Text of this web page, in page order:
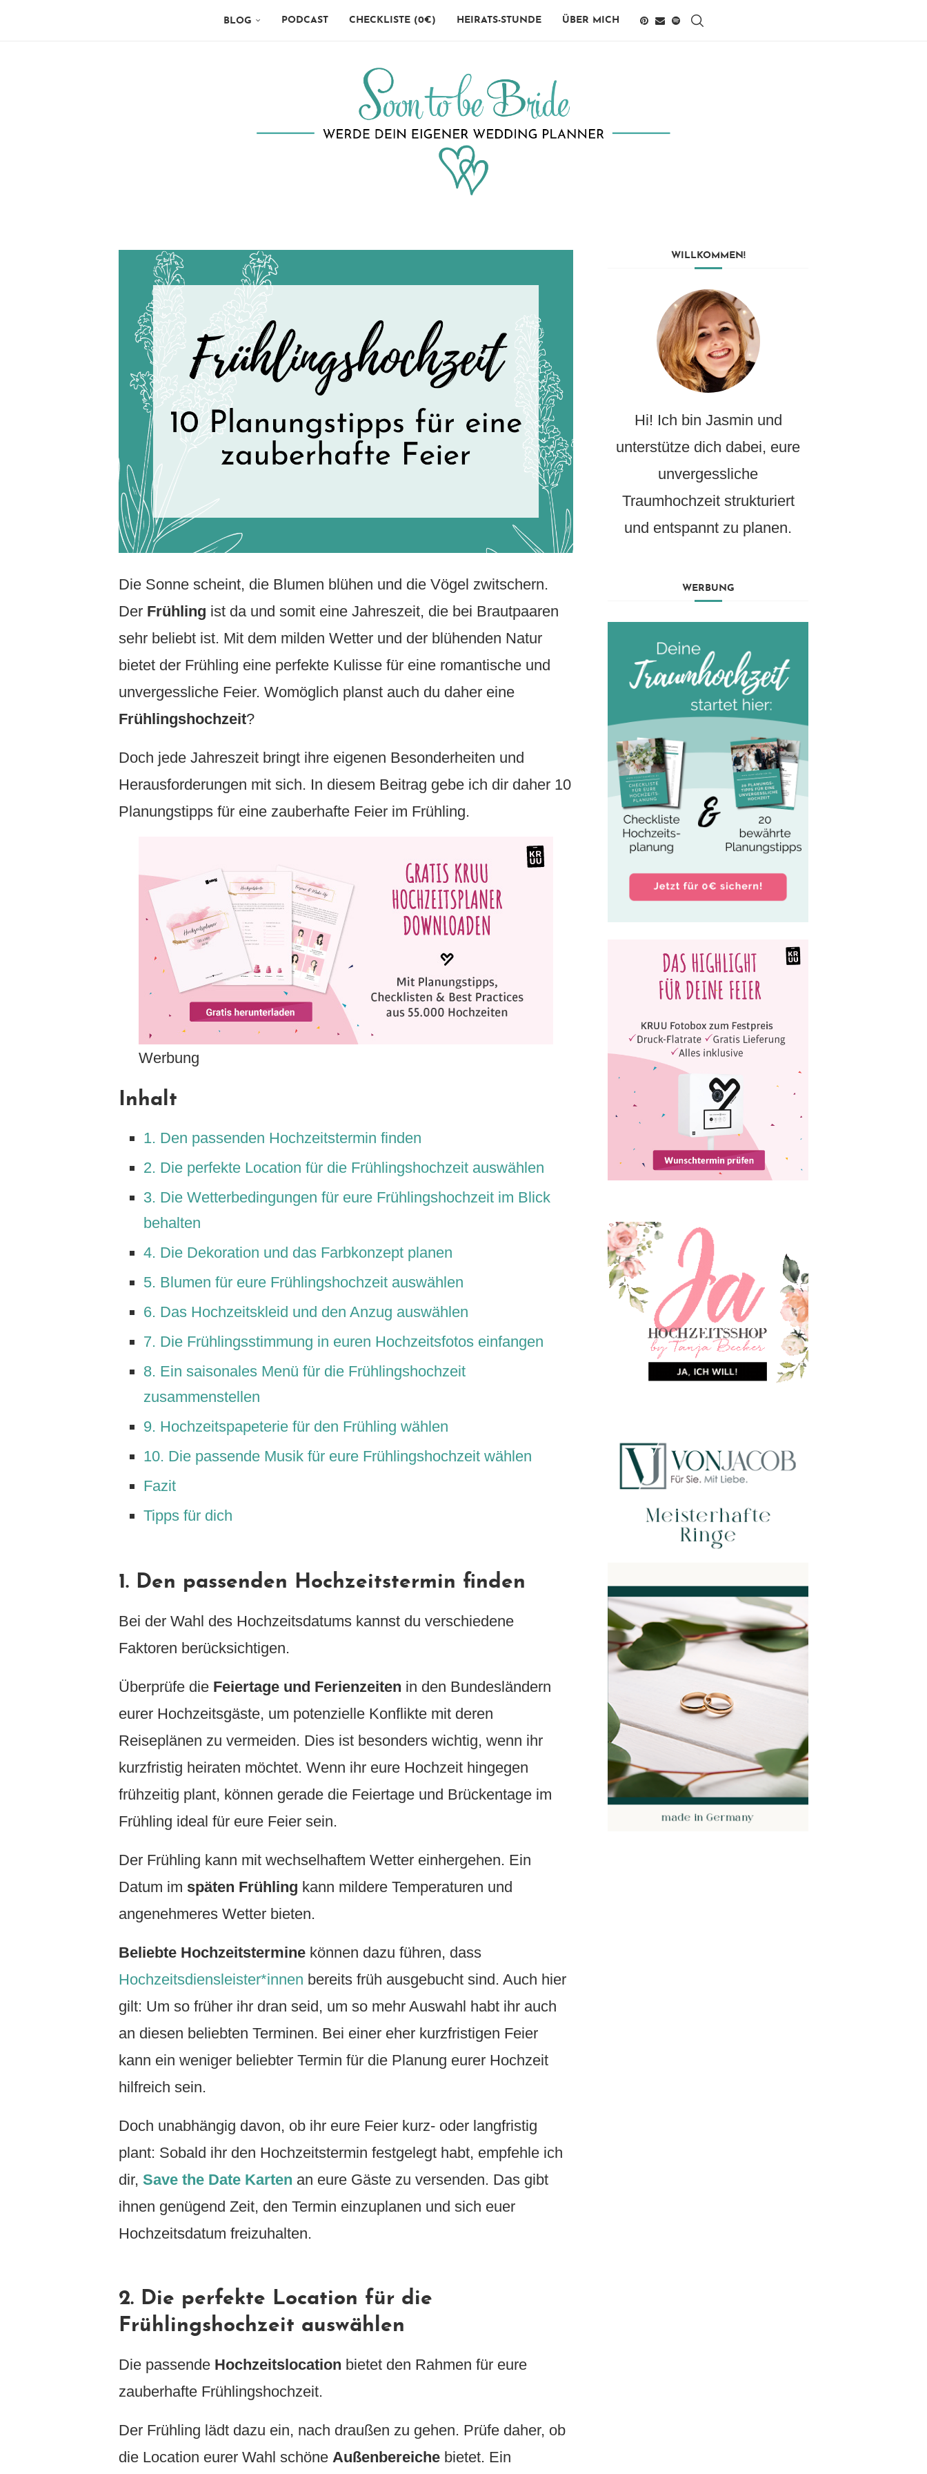
BLOG PODCAST CHECKLISTE (0€) HEIRATS-STUNDE ÜBER MICH
Die Sonne scheint, die Blumen blühen und die Vögel zwitschern.
Der Frühling ist da und somit eine Jahreszeit, die bei Brautpaaren
sehr beliebt ist. Mit dem milden Wetter und der blühenden Natur
bietet der Frühling eine perfekte Kulisse für eine romantische und
unvergessliche Feier. Womöglich planst auch du daher eine
Frühlingshochzeit?
Doch jede Jahreszeit bringt ihre eigenen Besonderheiten und
Herausforderungen mit sich. In diesem Beitrag gebe ich dir daher 10
Planungstipps für eine zauberhafte Feier im Frühling.
Werbung
Inhalt
1. Den passenden Hochzeitstermin finden
2. Die perfekte Location für die Frühlingshochzeit auswählen
3. Die Wetterbedingungen für eure Frühlingshochzeit im Blick
behalten
4. Die Dekoration und das Farbkonzept planen
5. Blumen für eure Frühlingshochzeit auswählen
6. Das Hochzeitskleid und den Anzug auswählen
7. Die Frühlingsstimmung in euren Hochzeitsfotos einfangen
8. Ein saisonales Menü für die Frühlingshochzeit
zusammenstellen
9. Hochzeitspapeterie für den Frühling wählen
10. Die passende Musik für eure Frühlingshochzeit wählen
Fazit
Tipps für dich
1. Den passenden Hochzeitstermin finden
Bei der Wahl des Hochzeitsdatums kannst du verschiedene
Faktoren berücksichtigen.
Überprüfe die Feiertage und Ferienzeiten in den Bundesländern
eurer Hochzeitsgäste, um potenzielle Konflikte mit deren
Reiseplänen zu vermeiden. Dies ist besonders wichtig, wenn ihr
kurzfristig heiraten möchtet. Wenn ihr eure Hochzeit hingegen
frühzeitig plant, können gerade die Feiertage und Brückentage im
Frühling ideal für eure Feier sein.
Der Frühling kann mit wechselhaftem Wetter einhergehen. Ein
Datum im späten Frühling kann mildere Temperaturen und
angenehmeres Wetter bieten.
Beliebte Hochzeitstermine können dazu führen, dass
Hochzeitsdiensleister*innen bereits früh ausgebucht sind. Auch hier
gilt: Um so früher ihr dran seid, um so mehr Auswahl habt ihr auch
an diesen beliebten Terminen. Bei einer eher kurzfristigen Feier
kann ein weniger beliebter Termin für die Planung eurer Hochzeit
hilfreich sein.
Doch unabhängig davon, ob ihr eure Feier kurz- oder langfristig
plant: Sobald ihr den Hochzeitstermin festgelegt habt, empfehle ich
dir, Save the Date Karten an eure Gäste zu versenden. Das gibt
ihnen genügend Zeit, den Termin einzuplanen und sich euer
Hochzeitsdatum freizuhalten.
2. Die perfekte Location für die
Frühlingshochzeit auswählen
Die passende Hochzeitslocation bietet den Rahmen für eure
zauberhafte Frühlingshochzeit.
Der Frühling lädt dazu ein, nach draußen zu gehen. Prüfe daher, ob
die Location eurer Wahl schöne Außenbereiche bietet. Ein
WILLKOMMEN!
Hi! Ich bin Jasmin und
unterstütze dich dabei, eure
unvergessliche
Traumhochzeit strukturiert
und entspannt zu planen.
WERBUNG